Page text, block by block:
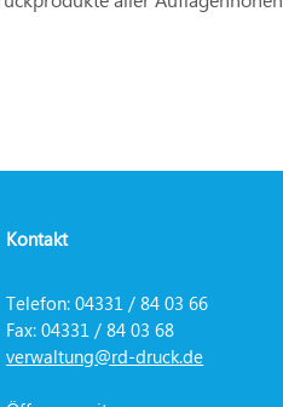
Kontakt
Telefon: 04331 / 84 03 66
Fax: 04331 / 84 03 68
verwaltung@rd-druck.de